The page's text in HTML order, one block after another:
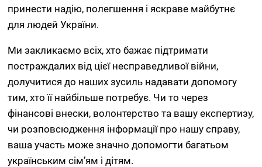
принести надію, полегшення і яскраве майбутнє
для людей України.
Ми закликаємо всіх, хто бажає підтримати
постраждалих від цієї несправедливої війни,
долучитися до наших зусиль надавати допомогу
тим, хто її найбільше потребує. Чи то через
фінансові внески, волонтерство та вашу експертизу,
чи розповсюдження інформації про нашу справу,
ваша участь може значно допомогти багатьом
українським сім’ям і дітям.